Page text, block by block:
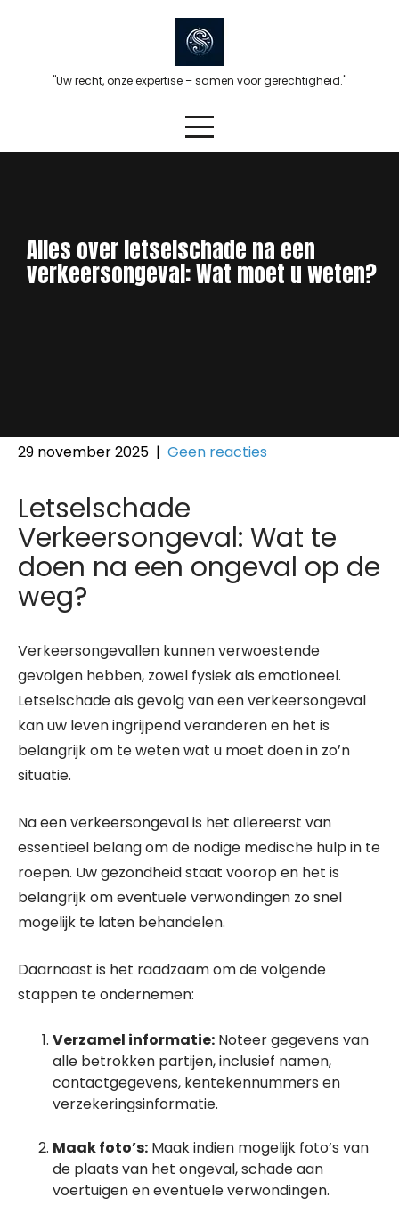
"Uw recht, onze expertise – samen voor gerechtigheid."
Alles over letselschade na een
verkeersongeval: Wat moet u weten?
29 november 2025 | Geen reacties
Letselschade
Verkeersongeval: Wat te
doen na een ongeval op de
weg?
Verkeersongevallen kunnen verwoestende
gevolgen hebben, zowel fysiek als emotioneel.
Letselschade als gevolg van een verkeersongeval
kan uw leven ingrijpend veranderen en het is
belangrijk om te weten wat u moet doen in zo’n
situatie.
Na een verkeersongeval is het allereerst van
essentieel belang om de nodige medische hulp in te
roepen. Uw gezondheid staat voorop en het is
belangrijk om eventuele verwondingen zo snel
mogelijk te laten behandelen.
Daarnaast is het raadzaam om de volgende
stappen te ondernemen:
Verzamel informatie: Noteer gegevens van
alle betrokken partijen, inclusief namen,
contactgegevens, kentekennummers en
verzekeringsinformatie.
Maak foto’s: Maak indien mogelijk foto’s van
de plaats van het ongeval, schade aan
voertuigen en eventuele verwondingen.